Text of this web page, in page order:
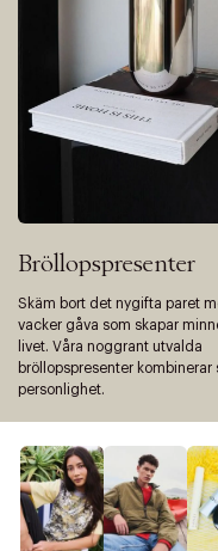
Bröllopspresenter
Skäm bort det nygifta paret
vacker gåva som skapar
livet. Våra noggrant utvalda
bröllopspresenter kombinerar
personlighet.